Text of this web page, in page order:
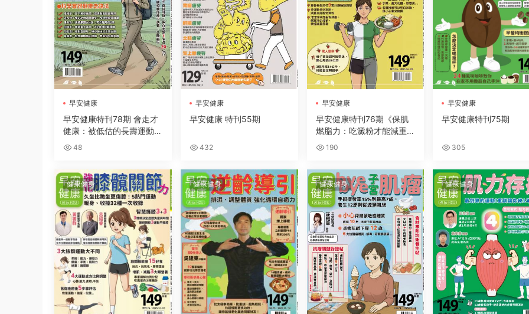
早安健康
早安健康特刊78期 會走才
健康：被低估的長壽運動，
6大科學走路法，燃脂穩糖
48
早安健康
早安健康 特刊55期
432
早安健康
早安健康特刊76期《保肌
燃脂力：吃澱粉才能減重，
肌少竟因少吃多動，破除8
190
早安健康
早安健康特刊75期
305
健康健身 健康健身 健康健身 健康健身